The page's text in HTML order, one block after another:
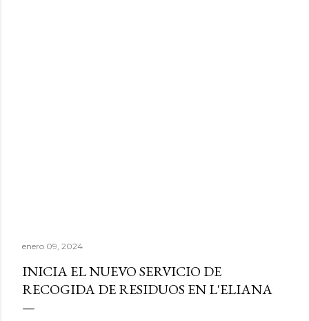
enero 09, 2024
INICIA EL NUEVO SERVICIO DE
RECOGIDA DE RESIDUOS EN L'ELIANA